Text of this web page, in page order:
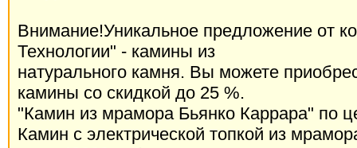
Внимание!Уникальное предложение от
Технологии" - камины из
натурального камня. Вы можете
камины со скидкой до 25 %.
"Камин из мрамора Бьянко Каррара" по
Камин с электрической топкой из